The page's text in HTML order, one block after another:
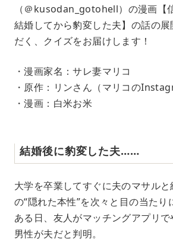
（＠kusodan_gotohell）の漫画【
結婚してから豹変した夫】の話の
だく、クイズをお届けします！
・漫画家名：サレ妻マリコ
・原作：リンさん（マリコの
・漫画：白米お米
結婚後に豹変した夫……
大学を卒業してすぐに夫のマサル
の“隠れた本性”を次々と目の当たり
ある日、友人がマッチングアプリ
男性が夫だと判明。